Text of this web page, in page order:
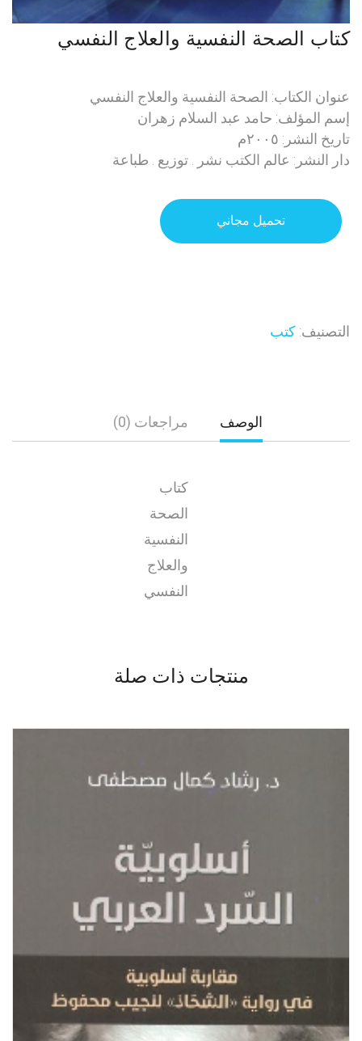
كتاب الصحة النفسية والعلاج النفسي
عنوان الكتاب: الصحة النفسية والعلاج النفسي
إسم المؤلف: حامد عبد السلام زهران
تاريخ النشر: ٢٠٠٥م
دار النشر: عالم الكتب نشر . توزيع . طباعة
تحميل مجاني
التصنيف: كتب
الوصف مراجعات (0)
كتاب
الصحة
النفسية
والعلاج
النفسي
منتجات ذات صلة